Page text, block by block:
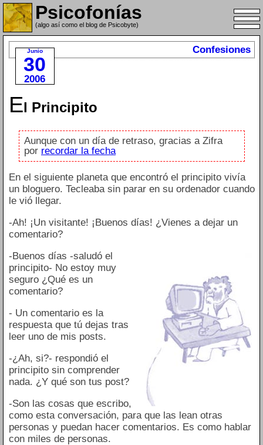
Psicofonías
(algo así como el blog de Psicobyte)
Junio
30
2006
Confesiones
El Principito
Aunque con un día de retraso, gracias a Zifra
por recordar la fecha
En el siguiente planeta que encontró el principito vivía
un bloguero. Tecleaba sin parar en su ordenador cuando
le vió llegar.
-Ah! ¡Un visitante! ¡Buenos días! ¿Vienes a dejar un
comentario?
-Buenos días -saludó el
principito- No estoy muy
seguro ¿Qué es un
comentario?
- Un comentario es la
respuesta que tú dejas tras
leer uno de mis posts.
-¿Ah, si?- respondió el
principito sin comprender
nada. ¿Y qué son tus post?
-Son las cosas que escribo,
como esta conversación, para que las lean otras
personas y puedan hacer comentarios. Es como hablar
con miles de personas.